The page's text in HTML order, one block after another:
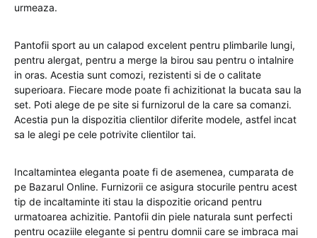
urmeaza.
Pantofii sport au un calapod excelent pentru plimbarile lungi,
pentru alergat, pentru a merge la birou sau pentru o intalnire
in oras. Acestia sunt comozi, rezistenti si de o calitate
superioara. Fiecare mode poate fi achizitionat la bucata sau la
set. Poti alege de pe site si furnizorul de la care sa comanzi.
Acestia pun la dispozitia clientilor diferite modele, astfel incat
sa le alegi pe cele potrivite clientilor tai.
Incaltamintea eleganta poate fi de asemenea, cumparata de
pe Bazarul Online. Furnizorii ce asigura stocurile pentru acest
tip de incaltaminte iti stau la dispozitie oricand pentru
urmatoarea achizitie. Pantofii din piele naturala sunt perfecti
pentru ocaziile elegante si pentru domnii care se imbraca mai